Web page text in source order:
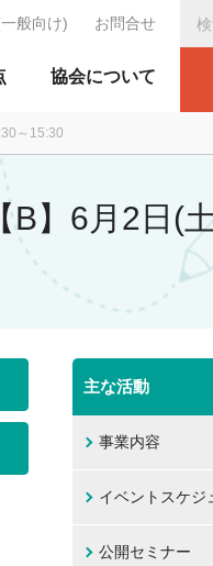
テーション
協会について
般向け) お問合せ
～15:30
】6月2日(
主な活動
事業内容
イベントスケジ
公開セミナー